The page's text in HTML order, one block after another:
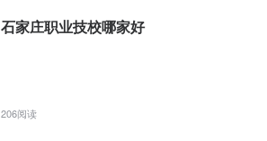
石家庄职业技校哪家好
206阅读